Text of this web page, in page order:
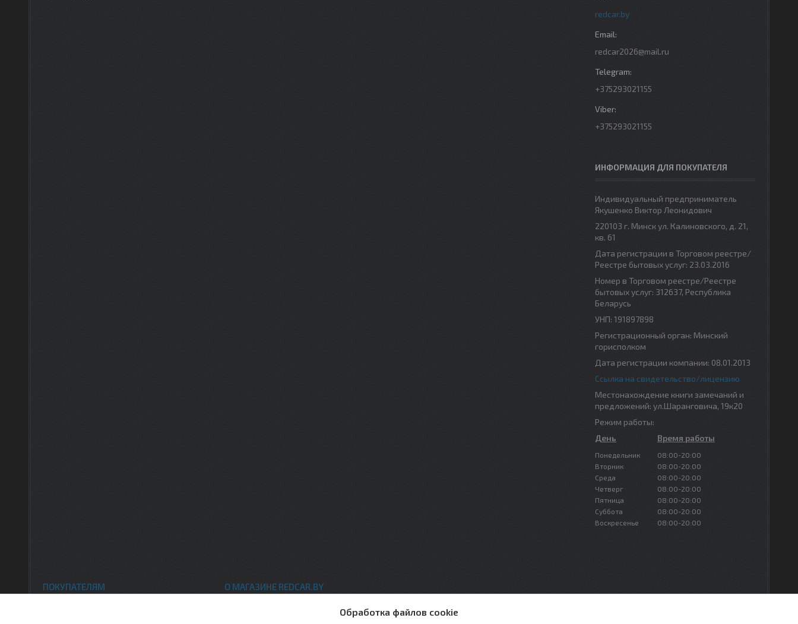
redcar.by
redcar2026@mail.ru
+375293021155
+375293021155
ИНФОРМАЦИЯ ДЛЯ ПОКУПАТЕЛЯ
Индивидуальный предприниматель
Якушенко Виктор Леонидович
220103 г. Минск ул. Калиновского, д. 21,
кв. 61
Дата регистрации в Торговом реестре/
Реестре бытовых услуг: 23.03.2016
Номер в Торговом реестре/Реестре
бытовых услуг: 312637, Республика
Беларусь
УНП: 191897898
Регистрационный орган: Минский
горисполком
Дата регистрации компании: 08.01.2013
Ссылка на свидетельство/лицензию
Местонахождение книги замечаний и
предложений: ул.Шаранговича, 19к20
Режим работы:
День
Время работы
Понедельник
08:00-20:00
Вторник
08:00-20:00
Среда
08:00-20:00
Четверг
08:00-20:00
Пятница
08:00-20:00
Суббота
08:00-20:00
Воскресенье
08:00-20:00
ПОКУПАТЕЛЯМ О МАГАЗИНЕ REDCAR.BY
Обработка файлов cookie